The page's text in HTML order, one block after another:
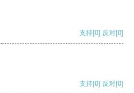
支持[0] 反对[0]
支持[0] 反对[0]